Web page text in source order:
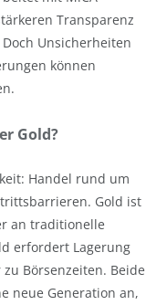
Transparenz
Unsicherheiten
können
Gold?
Handel rund um
Gold ist
an traditionelle
erfordert Lagerung
Börsenzeiten. Beide
neue Generation an,